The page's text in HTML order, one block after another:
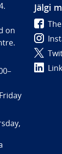
on
Jälgi